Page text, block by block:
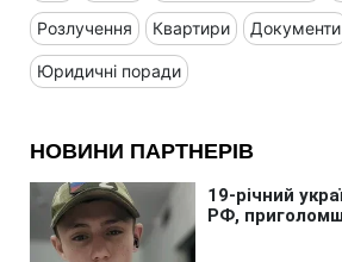
Розлучення Квартири Документи
Юридичні поради